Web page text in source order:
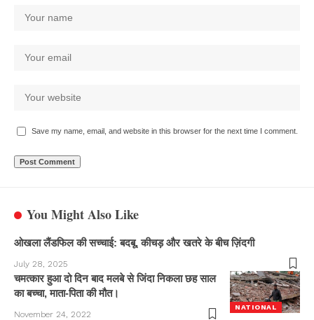
Save my name, email, and website in this browser for the next time I comment.
You Might Also Like
ओखला लैंडफिल की सच्चाई: बदबू, कीचड़ और खतरे के बीच ज़िंदगी
July 28, 2025
NATIONAL
चमत्कार हुआ दो दिन बाद मलबे से जिंदा निकला छह साल
का बच्चा, माता-पिता की मौत।
November 24, 2022